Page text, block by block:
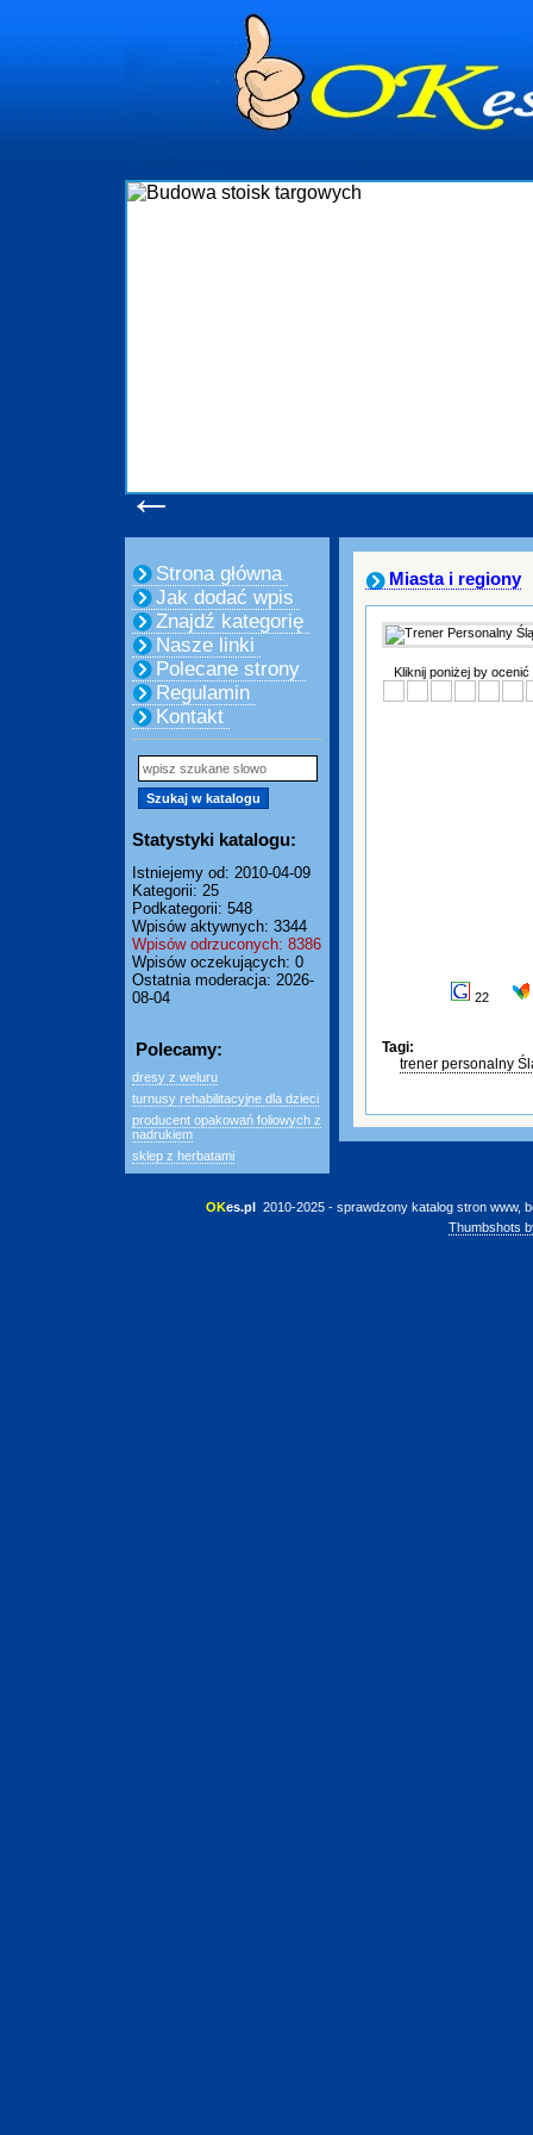
←
Strona główna
Jak dodać wpis
Znajdź kategorię
Nasze linki
Polecane strony
Regulamin
Kontakt
Statystyki katalogu:
Istniejemy od: 2010-04-09
Kategorii: 25
Podkategorii: 548
Wpisów aktywnych: 3344
Wpisów odrzuconych: 8386
Wpisów oczekujących: 0
Ostatnia moderacja: 2026-
08-04
Polecamy:
dresy z weluru
turnusy rehabilitacyjne dla dzieci
producent opakowań foliowych z
nadrukiem
sklep z herbatami
Miasta i regiony
Kliknij poniżej by ocenić
22
Tagi:
trener personalny
OKes.pl 2010-2025 - sprawdzony katalog stron www,
Thumbshots